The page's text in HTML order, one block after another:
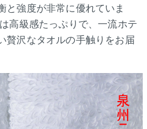
と強度が非常に優れていま
高級感たっぷりで、一流ホテ
贅沢なタオルの手触りをお届